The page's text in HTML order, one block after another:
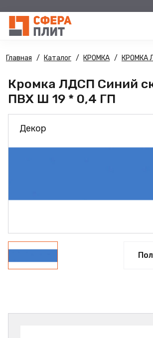
Главная Каталог КРОМКА КРОМКА
Кромка ЛДСП Синий
ПВХ Ш 19 * 0,4 ГП
Декор